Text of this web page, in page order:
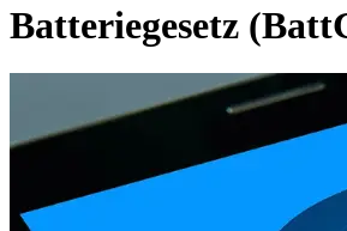
Batteriegesetz